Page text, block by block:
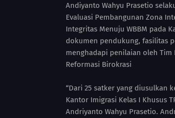
Andiyanto Wahyu Prasetio
Evaluasi Pembangunan Zona
Integritas Menuju WBBM pada
dokumen pendukung, fasilitas
menghadapi penilaian oleh Tim
Reformasi Birokrasi
“Dari 25 satker yang diusulkan
Kantor Imigrasi Kelas I Khusus
Andriyanto Wahyu Prasetio.